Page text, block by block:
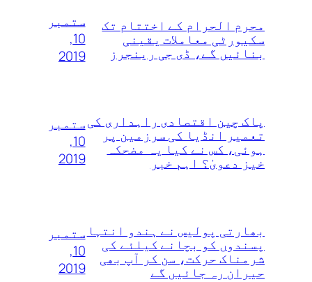
محرم الحرام کے اختتام تک
سکیورٹی معاملات یقینی
بنائیں گے، ڈی جی رینجرز
ستمبر
10,
2019
پاک چین اقتصادی راہداری کی
تعمیر انڈیا کی سرزمین پر
ہوئی، کس نے کیا یہ مضحکہ
خیز دعویٰ؟ اہم خبر
ستمبر
10,
2019
بھارتی پولیس نے ہندو انتہا
پسندوں‌ کو بچانے کیلئے کی
شرمناک حرکت، سن کر آپ بھی
حیران رہ جائیں گے
ستمبر
10,
2019